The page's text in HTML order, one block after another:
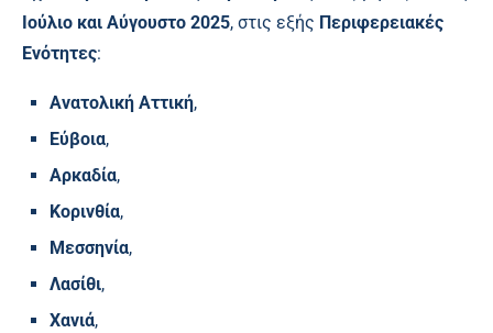
Ιούλιο και Αύγουστο 2025, στις εξής Περιφερειακές
Ενότητες:
Ανατολική Αττική,
Εύβοια,
Αρκαδία,
Κορινθία,
Μεσσηνία,
Λασίθι,
Χανιά,